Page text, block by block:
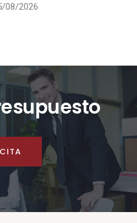
08/2026